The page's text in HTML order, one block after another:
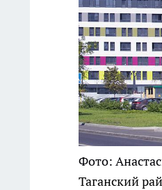
Фото:
Таганский